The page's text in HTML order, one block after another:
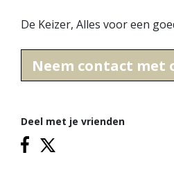
De Keizer, Alles voor een
Neem contact met
Deel met je vrienden